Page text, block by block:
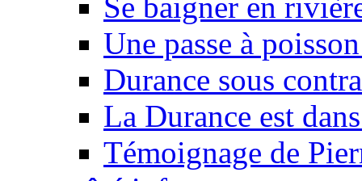
Se baigner en
Une passe à
Durance sous
La Durance est
Témoignage de